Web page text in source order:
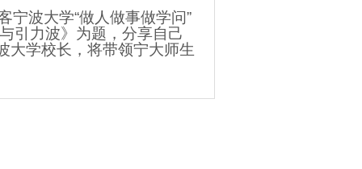
波大学“做人做事做学问”
引力波》为题，分享自己
大学校长，将带领宁大师生